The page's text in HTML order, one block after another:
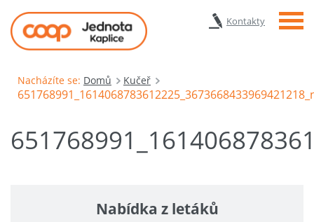
Kontakty Menu
Nacházíte se: Domů Kučeř
Nabídka z letáků